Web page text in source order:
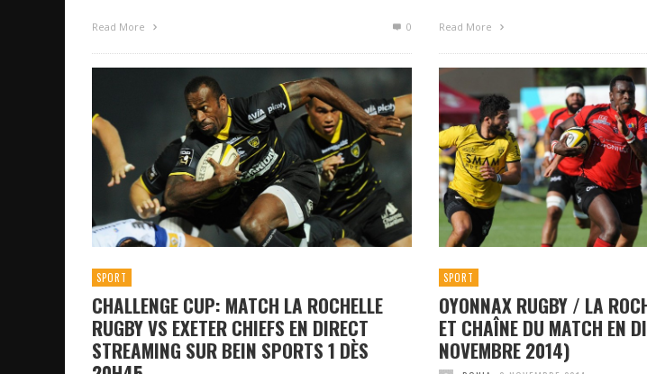
Read More
Read More 0
SPORT
CHALLENGE CUP: MATCH LA ROCHELLE
RUGBY VS EXETER CHIEFS EN DIRECT
STREAMING SUR BEIN SPORTS 1 DÈS
SPORT
OYONNAX RUGBY / LA
ET CHAÎNE DU MATCH EN
NOVEMBRE 2014)